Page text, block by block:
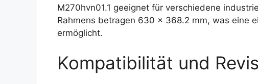
M270hvn01.1 geeignet für verschiedene
Rahmens betragen 630 x 368.2 mm, was eine
ermöglicht.
Kompatibilität und